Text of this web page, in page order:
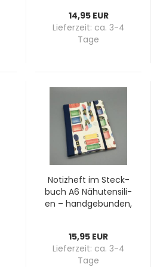
14,95 EUR
Lieferzeit: ca. 3-4
Tage
No­tiz­heft im Steck­
buch A6 Nä­h­uten­si­li­
en – hand­ge­bun­den,
zen
15,95 EUR
Lieferzeit: ca. 3-4
Tage